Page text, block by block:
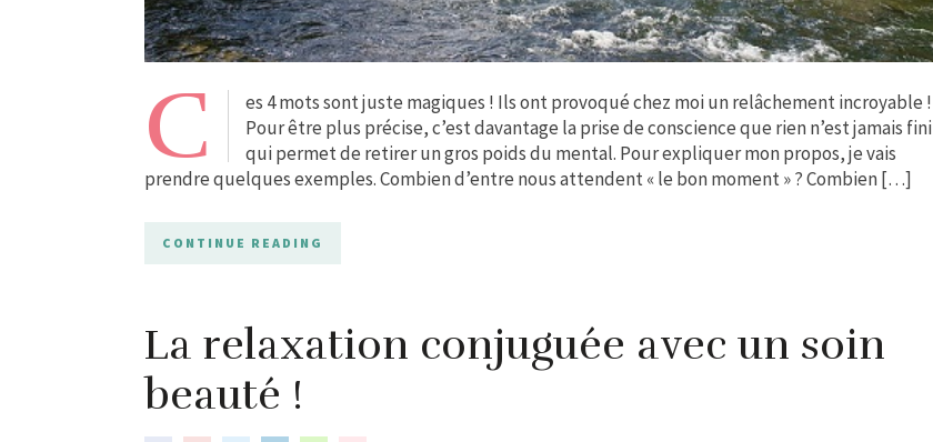
C
es 4 mots sont juste magiques ! Ils ont provoqué chez moi un relâchement incroyable !
Pour être plus précise, c’est davantage la prise de conscience que rien n’est jamais fini
qui permet de retirer un gros poids du mental. Pour expliquer mon propos, je vais
prendre quelques exemples. Combien d’entre nous attendent « le bon moment » ? Combien […]
CONTINUE READING
La relaxation conjuguée avec un soin
beauté !